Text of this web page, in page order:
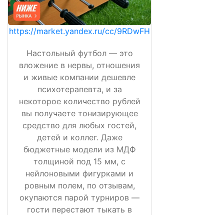
https://market.yandex.ru/cc/9RDwFH
Настольный футбол — это
вложение в нервы, отношения
и живые компании дешевле
психотерапевта, и за
некоторое количество рублей
вы получаете тонизирующее
средство для любых гостей,
детей и коллег. Даже
бюджетные модели из МДФ
толщиной под 15 мм, с
нейлоновыми фигурками и
ровным полем, по отзывам,
окупаются парой турниров —
гости перестают тыкать в